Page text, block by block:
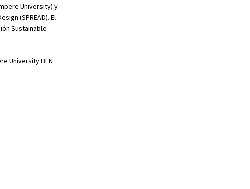
University) y
(SPREAD). El
Sustainable
University BEN